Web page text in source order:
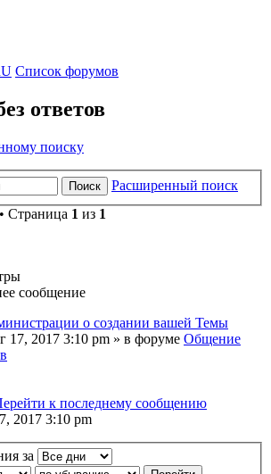
Список форумов
ответов
поиску
Поиск
Расширенный поиск
Страница 1 из 1
сообщение
о создании вашей Темы
17, 2017 3:10 pm » в форуме Общение
к последнему сообщению
2017 3:10 pm
за